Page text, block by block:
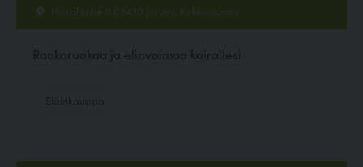
Hirsalantie 11 02420 Jorvas, Kirkkonummi
Raakaruokaa ja elinvoimaa koirallesi